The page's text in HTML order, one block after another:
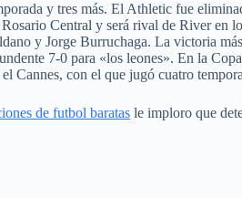
y tres más. El Athletic fue
Central y será rival de River en
y Jorge Burruchaga. La victoria
7-0 para «los leones». En la
Cannes, con el que jugó cuatro
de futbol baratas le imploro que